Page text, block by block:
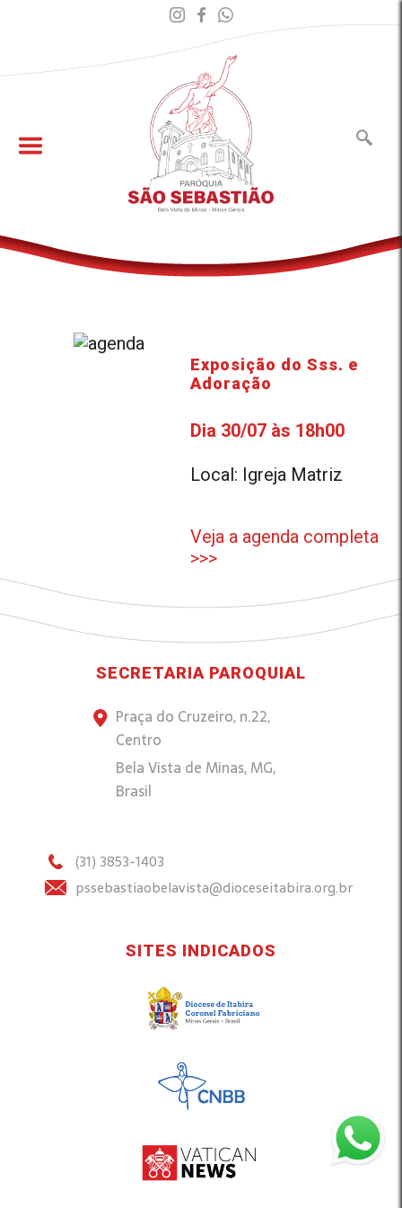
Exposição do Sss. e
Adoração
Dia 30/07 às 18h00
Local: Igreja Matriz
Veja a agenda completa
>>>
SECRETARIA PAROQUIAL
Praça do Cruzeiro, n.22,
Centro
Bela Vista de Minas, MG,
Brasil
(31) 3853-1403
pssebastiaobelavista@dioceseitabira.org.br
SITES INDICADOS